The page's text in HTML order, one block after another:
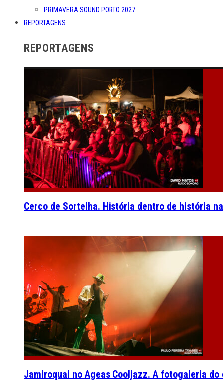
PRIMAVERA SOUND PORTO 2027
REPORTAGENS
REPORTAGENS
Cerco de Sortelha. História dentro de história
Jamiroquai no Ageas Cooljazz. A fotogaleria do